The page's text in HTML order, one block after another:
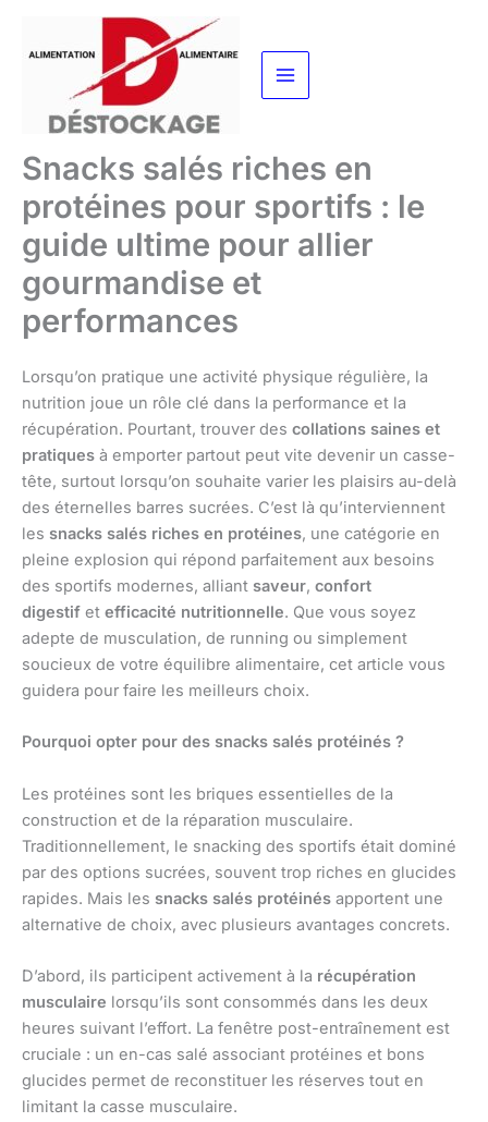
contenu
Snacks salés riches en
protéines pour sportifs : le
guide ultime pour allier
gourmandise et
performances
Lorsqu’on pratique une activité physique régulière, la
nutrition joue un rôle clé dans la performance et la
récupération. Pourtant, trouver des collations saines et
pratiques à emporter partout peut vite devenir un casse-
tête, surtout lorsqu’on souhaite varier les plaisirs au-delà
des éternelles barres sucrées. C’est là qu’interviennent
les snacks salés riches en protéines, une catégorie en
pleine explosion qui répond parfaitement aux besoins
des sportifs modernes, alliant saveur, confort
digestif et efficacité nutritionnelle. Que vous soyez
adepte de musculation, de running ou simplement
soucieux de votre équilibre alimentaire, cet article vous
guidera pour faire les meilleurs choix.
Pourquoi opter pour des snacks salés protéinés ?
Les protéines sont les briques essentielles de la
construction et de la réparation musculaire.
Traditionnellement, le snacking des sportifs était dominé
par des options sucrées, souvent trop riches en glucides
rapides. Mais les snacks salés protéinés apportent une
alternative de choix, avec plusieurs avantages concrets.
D’abord, ils participent activement à la récupération
musculaire lorsqu’ils sont consommés dans les deux
heures suivant l’effort. La fenêtre post-entraînement est
cruciale : un en-cas salé associant protéines et bons
glucides permet de reconstituer les réserves tout en
limitant la casse musculaire.